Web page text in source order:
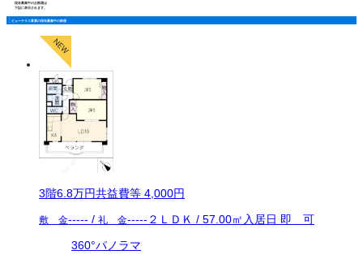
現在募集中のお部屋は
下記に表示されます。
ビューテラス富貴の現在募集中の部屋
3階6.8万円共益費等 4,000円
敷 金----- / 礼 金----- ２ＬＤＫ / 57.00㎡ 入居日 即 可
360°パノラマ